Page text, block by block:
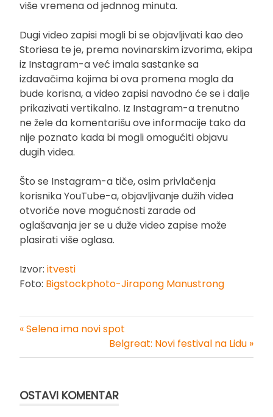
više vremena od jednnog minuta.
Dugi video zapisi mogli bi se objavljivati kao deo
Storiesa te je, prema novinarskim izvorima, ekipa
iz Instagram-a već imala sastanke sa
izdavačima kojima bi ova promena mogla da
bude korisna, a video zapisi navodno će se i dalje
prikazivati vertikalno. Iz Instagram-a trenutno
ne žele da komentarišu ove informacije tako da
nije poznato kada bi mogli omogućiti objavu
dugih videa.
Što se Instagram-a tiče, osim privlačenja
korisnika YouTube-a, objavljivanje dužih videa
otvoriće nove mogućnosti zarade od
oglašavanja jer se u duže video zapise može
plasirati više oglasa.
Izvor: itvesti
Foto: Bigstockphoto-Jirapong Manustrong
« Selena ima novi spot
Belgreat: Novi festival na Lidu »
OSTAVI KOMENTAR